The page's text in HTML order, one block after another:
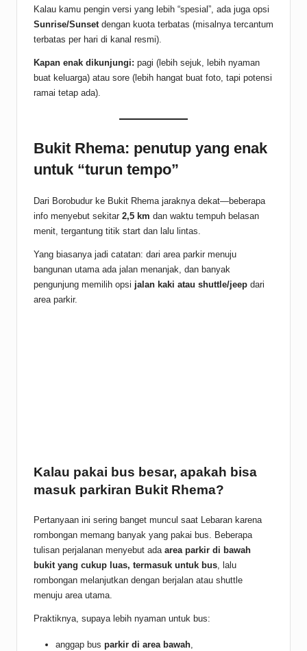
Kalau kamu pengin versi yang lebih “spesial”, ada juga opsi
Sunrise/Sunsetdengan kuota terbatas (misalnya tercantum
terbatas per hari di kanal resmi).
Kapan enak dikunjungi: pagi (lebih sejuk, lebih nyaman
buat keluarga) atau sore (lebih hangat buat foto, tapi potensi
ramai tetap ada).
Bukit Rhema: penutup yang enak
untuk “turun tempo”
Dari Borobudur ke Bukit Rhema jaraknya dekat—beberapa
info menyebut sekitar 2,5 km dan waktu tempuh belasan
menit, tergantung titik start dan lalu lintas.
Yang biasanya jadi catatan: dari area parkir menuju
bangunan utama ada jalan menanjak, dan banyak
pengunjung memilih opsi jalan kaki atau shuttle/jeep dari
area parkir.
Kalau pakai bus besar, apakah bisa
masuk parkiran Bukit Rhema?
Pertanyaan ini sering banget muncul saat Lebaran karena
rombongan memang banyak yang pakai bus. Beberapa
tulisan perjalanan menyebut ada area parkir di bawah
bukit yang cukup luas, termasuk untuk bus, lalu
rombongan melanjutkan dengan berjalan atau shuttle
menuju area utama.
Praktiknya, supaya lebih nyaman untuk bus:
anggap bus parkir di area bawah,